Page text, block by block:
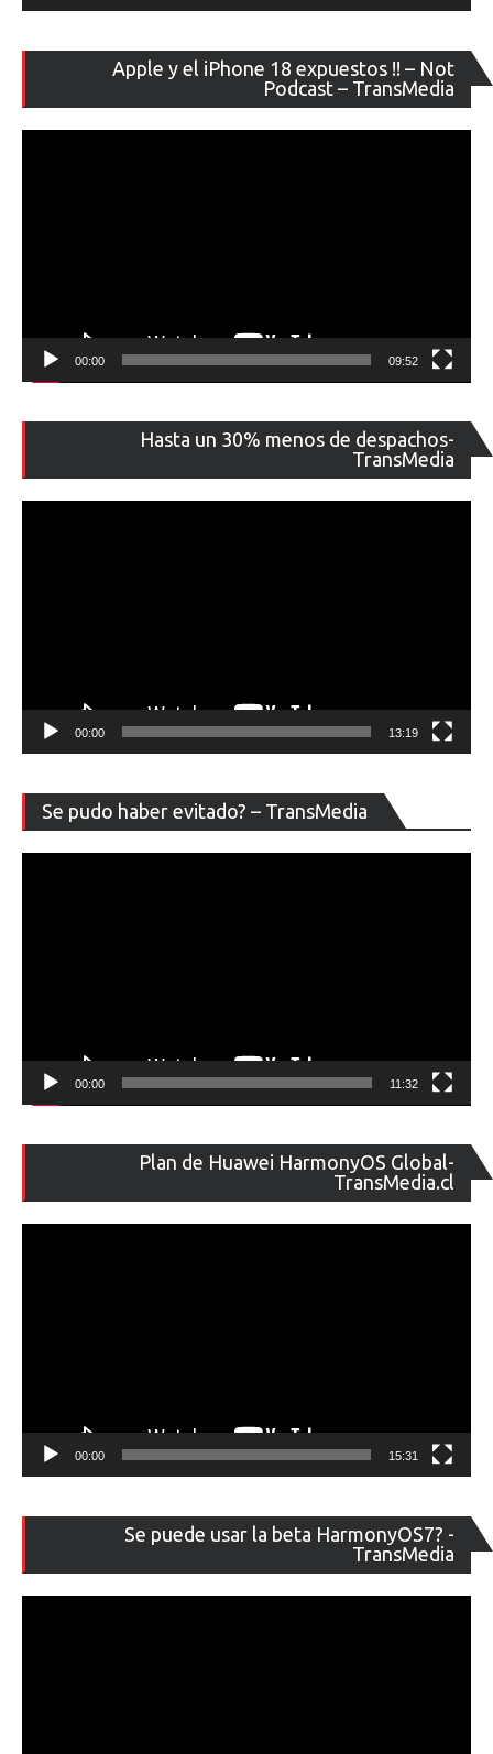
Apple y el iPhone 18 expuestos !! – Not
Podcast – TransMedia
de
00:00 09:52
Hasta un 30% menos de despachos-
TransMedia
de
00:00 13:19
Se pudo haber evitado? – TransMedia
de
00:00 11:32
Plan de Huawei HarmonyOS Global-
TransMedia.cl
de
00:00 15:31
Se puede usar la beta HarmonyOS7? -
TransMedia
de